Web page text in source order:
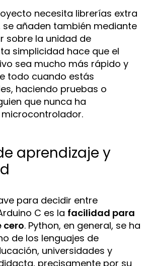
necesita librerías extra
añaden también mediante
sobre la unidad de
simplicidad hace que el
sea mucho más rápido y
todo cuando estás
haciendo pruebas o
que nunca ha
aprendizaje y
para decidir entre
C es la facilidad para
cero. Python, en general, se ha
de los lenguajes de
universidades y
precisamente por su